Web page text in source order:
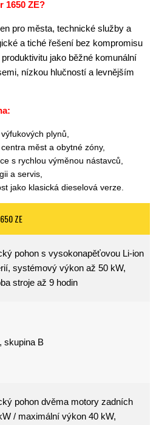
1650 ZE?
pro města, technické služby a
a tiché řešení bez kompromisu
jako běžné komunální
nízkou hlučností a levnějším
plynů,
měst a obytné zóny,
s rychlou výměnou nástavců,
a servis,
jako klasická dieselová verze.
ZE
pohon s vysokonapěťovou Li-ion
systémový výkon až 50 kW,
stroje až 9 hodin
skupina B
pohon dvěma motory zadních
/ maximální výkon 40 kW,